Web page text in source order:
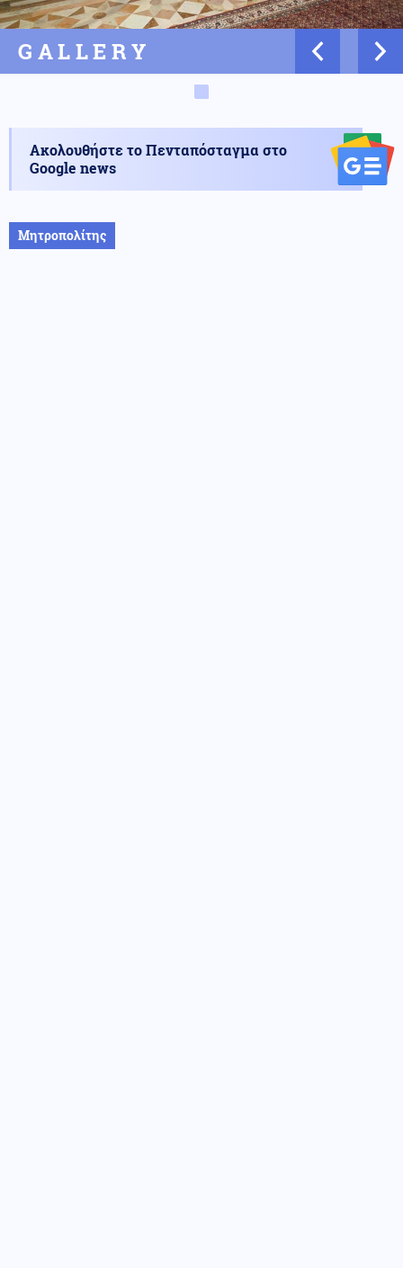
GALLERY
Ακολουθήστε το Πενταπόσταγμα στο
Google news
Μητροπολίτης